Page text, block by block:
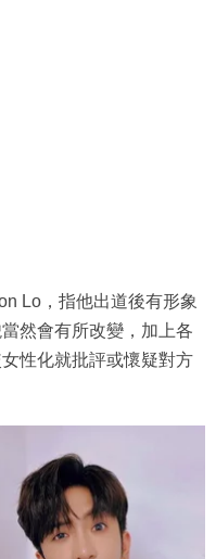
Lo，指他出道後有形象
然會有所改變，加上各
性化就批評或懷疑對方